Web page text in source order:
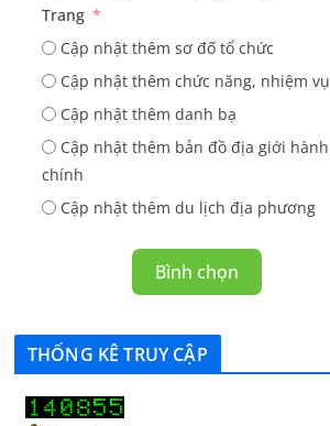
Trang
Cập nhật thêm sơ đố tổ chức
Cập nhật thêm chức năng, nhiệm vụ
Cập nhật thêm danh bạ
Cập nhật thêm bản đồ địa giới hành
chính
Cập nhật thêm du lịch địa phương
Bình chọn
THỐNG KÊ TRUY CẬP